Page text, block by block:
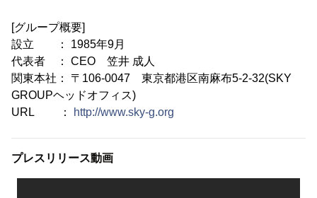
[グループ概要]
設立 ： 1985年9月
代表者 ： CEO 笠井 成人
関東本社： 〒106-0047 東京都港区南麻布5-2-32(SKY
GROUPヘッドオフィス)
URL ：
http://www.sky-g.org
プレスリリース動画